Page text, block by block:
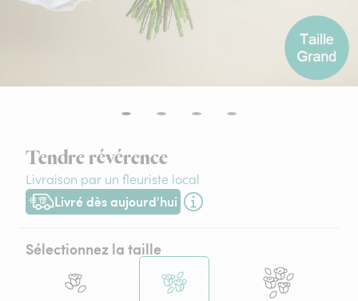
Tendre révérence
Livraison par un fleuriste local
Livré dès aujourd'hui
Livraison dès aujourd'hui (pour toute commande passée
Sélectionnez la taille